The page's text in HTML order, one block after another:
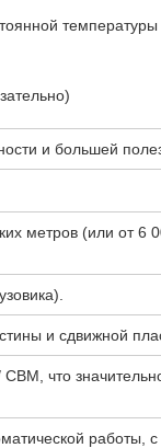
температуры
и большей
метров (или от 6
и сдвижной
что
работы,